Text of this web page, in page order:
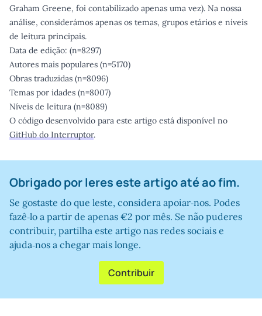
Graham Greene, foi contabilizado apenas uma vez). Na nossa
análise, considerámos apenas os temas, grupos etários e níveis
de leitura principais.
Data de edição: (n=8297)
Autores mais populares (n=5170)
Obras traduzidas (n=8096)
Temas por idades (n=8007)
Níveis de leitura (n=8089)
O código desenvolvido para este artigo está disponível no
GitHub do Interruptor.
Obrigado por leres este artigo até ao fim.
Se gostaste do que leste, considera apoiar‑nos. Podes
fazê‑lo a partir de apenas €2 por mês. Se não puderes
contribuir, partilha este artigo nas redes sociais e
ajuda‑nos a chegar mais longe.
Contribuir